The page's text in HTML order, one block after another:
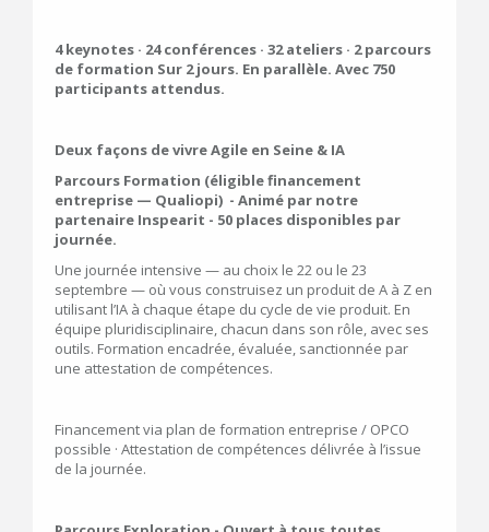
4 keynotes · 24 conférences · 32 ateliers · 2 parcours
de formation Sur 2 jours. En parallèle. Avec 750
participants attendus.
Deux façons de vivre Agile en Seine & IA
Parcours Formation (éligible financement
entreprise — Qualiopi) - Animé par notre
partenaire Inspearit - 50 places disponibles par
journée.
Une journée intensive — au choix le 22 ou le 23
septembre — où vous construisez un produit de A à Z en
utilisant l’IA à chaque étape du cycle de vie produit. En
équipe pluridisciplinaire, chacun dans son rôle, avec ses
outils. Formation encadrée, évaluée, sanctionnée par
une attestation de compétences.
Financement via plan de formation entreprise / OPCO
possible · Attestation de compétences délivrée à l’issue
de la journée.